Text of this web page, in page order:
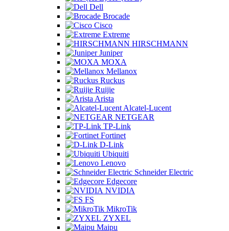
Dell
Brocade
Cisco
Extreme
HIRSCHMANN
Juniper
MOXA
Mellanox
Ruckus
Ruijie
Arista
Alcatel-Lucent
NETGEAR
TP-Link
Fortinet
D-Link
Ubiquiti
Lenovo
Schneider Electric
Edgecore
NVIDIA
FS
MikroTik
ZYXEL
Maipu